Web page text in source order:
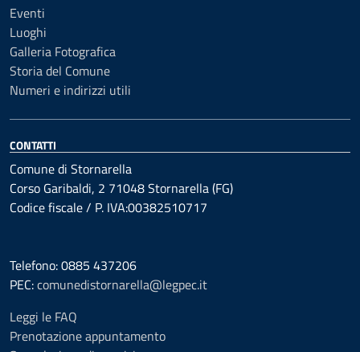
Eventi
Luoghi
Galleria Fotografica
Storia del Comune
Numeri e indirizzi utili
CONTATTI
Comune di Stornarella
Corso Garibaldi, 2 71048 Stornarella (FG)
Codice fiscale / P. IVA:00382510717
Telefono: 0885 437206
PEC:comunedistornarella@legpec.it
Leggi le FAQ
Prenotazione appuntamento